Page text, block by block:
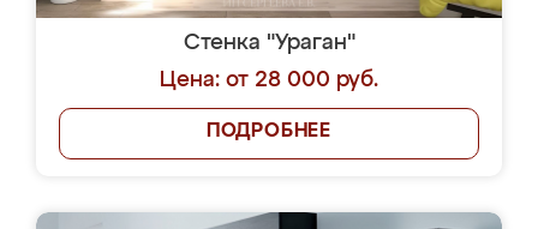
Стенка "Ураган"
Цена: от 28 000 руб.
ПОДРОБНЕЕ